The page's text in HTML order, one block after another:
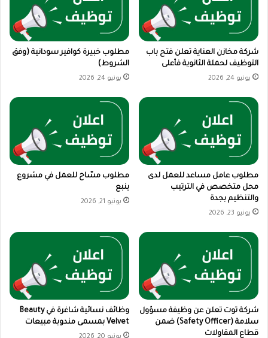
شركة مخازن العناية تعلن فتح باب
التوظيف لحملة الثانوية فأعلى
يونيو 24, 2026
مطلوب خبيرة كوافير سودانية (وفق
الشروط)
يونيو 24, 2026
مطلوب عامل مساعد للعمل لدى
محل متخصص في الترتيب
والتنظيم بجدة
يونيو 23, 2026
مطلوب مسّاح للعمل في مشروع
ينبع
يونيو 21, 2026
شركة توت تعلن عن وظيفة مسؤول
سلامة (Safety Officer) ضمن
قطاع المقاولات
وظائف نسائية شاغرة في Beauty
Velvet بمسمى مندوبة مبيعات